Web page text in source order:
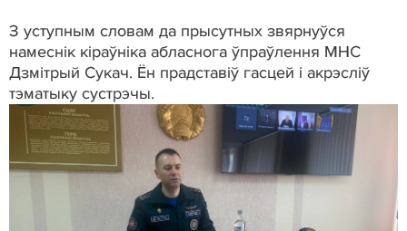
З уступным словам да прысутных звярнуўся
намеснік кіраўніка абласнога ўпраўлення МНС
Дзмітрый Сукач. Ён прадставіў гасцей і акрэсліў
тэматыку сустрэчы.